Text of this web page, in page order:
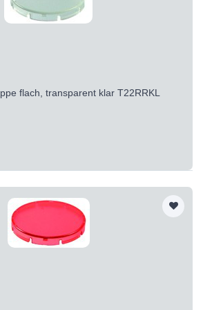
flach, transparent klar T22RRKL